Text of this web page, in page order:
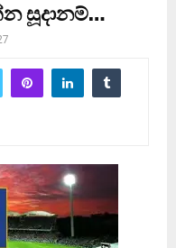
සූදානම්…